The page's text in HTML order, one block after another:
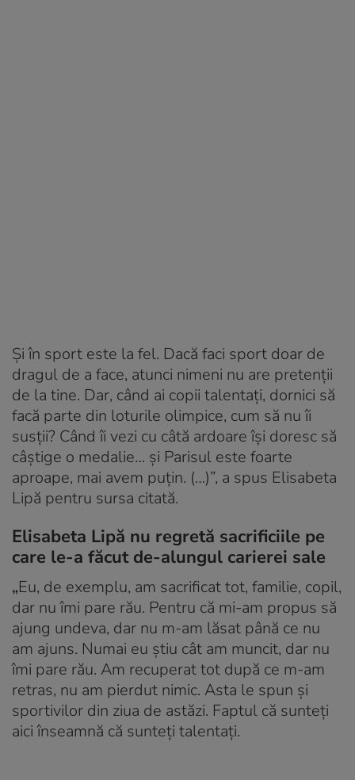
Și în sport este la fel. Dacă faci sport doar de
dragul de a face, atunci nimeni nu are pretenții
de la tine. Dar, când ai copii talentați, dornici să
facă parte din loturile olimpice, cum să nu îi
susții? Când îi vezi cu câtă ardoare își doresc să
câștige o medalie… și Parisul este foarte
aproape, mai avem puțin. (…)”, a spus Elisabeta
Lipă pentru sursa citată.
Elisabeta Lipă nu regretă sacrificiile pe
care le-a făcut de-alungul carierei sale
„Eu, de exemplu, am sacrificat tot, familie, copil,
dar nu îmi pare rău. Pentru că mi-am propus să
ajung undeva, dar nu m-am lăsat până ce nu
am ajuns. Numai eu știu cât am muncit, dar nu
îmi pare rău. Am recuperat tot după ce m-am
retras, nu am pierdut nimic. Asta le spun și
sportivilor din ziua de astăzi. Faptul că sunteți
aici înseamnă că sunteți talentați.